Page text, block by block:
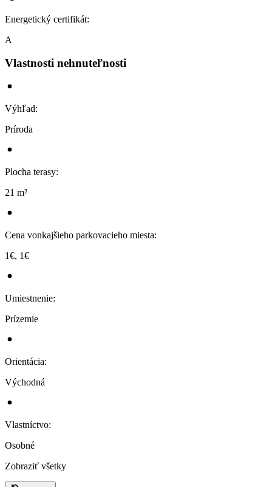
Energetický certifikát:
A
Vlastnosti nehnuteľnosti
Výhľad:
Príroda
Plocha terasy:
21 m²
Cena vonkajšieho parkovacieho miesta:
1€, 1€
Umiestnenie:
Prízemie
Orientácia:
Východná
Vlastníctvo:
Osobné
Zobraziť všetky